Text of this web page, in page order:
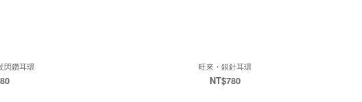
閃鑽耳環 旺來・銀針耳環
NT$780